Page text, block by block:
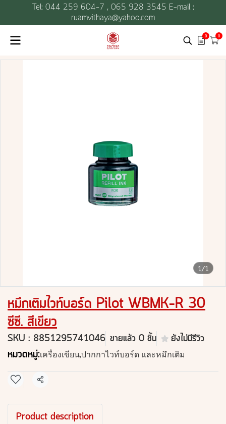
Tel: 044 259 604-7 , 065 928 3545 E-mail :
ruamvithaya@yahoo.com
0 0
1/1
หมึกเติมไวท์บอร์ด Pilot WBMK-R 30
ซีซี. สีเขียว
SKU : 8851295741046 ขายแล้ว 0 ชิ้น ยังไม่มีรีวิว
หมวดหมู่:เครื่องเขียน,ปากกาไวท์บอร์ด และหมึกเติม
แชร์
Product description